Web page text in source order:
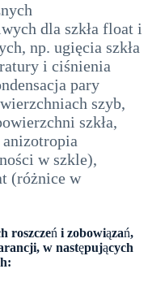
dla szkła float i
np. ugięcia szkła
i ciśnienia
pary
szyb,
szkła,
w szkle),
(różnice w
roszczeń i zobowiązań,
w następujących